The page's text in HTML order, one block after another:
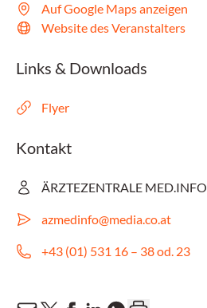
Auf Google Maps anzeigen
Website des Veranstalters
Links & Downloads
Flyer
Kontakt
ÄRZTEZENTRALE MED.INFO
azmedinfo@media.co.at
+43 (01) 531 16 – 38 od. 23